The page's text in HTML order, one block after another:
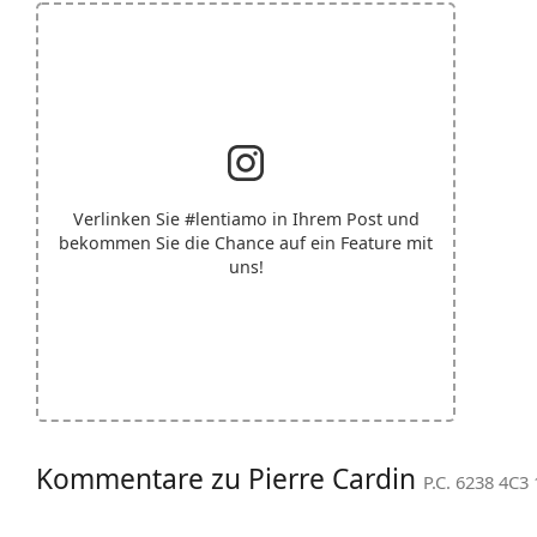
Verlinken Sie #lentiamo in Ihrem Post und
bekommen Sie die Chance auf ein Feature mit
uns!
Kommentare zu Pierre Cardin P.C. 6238 4C3